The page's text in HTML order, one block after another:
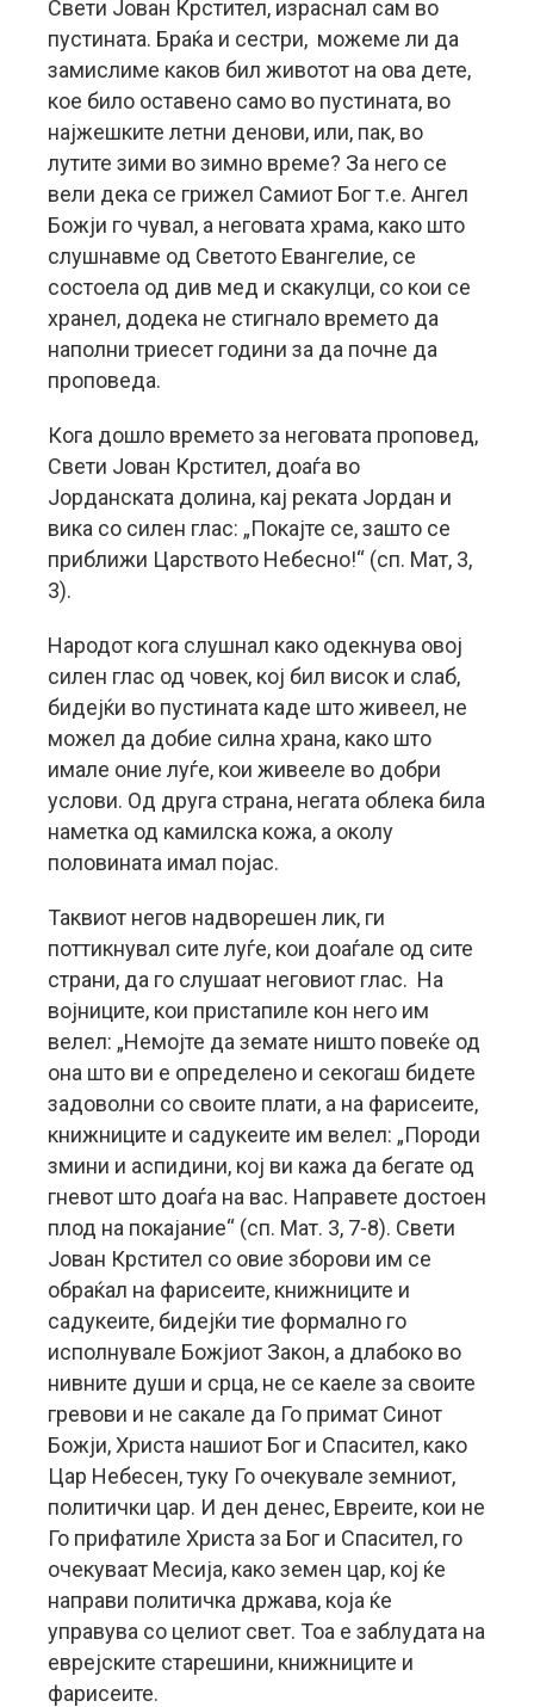
Свети Јован Крстител, израснал сам во
пустината. Браќа и сестри, можеме ли да
замислиме каков бил животот на ова дете,
кое било оставено само во пустината, во
најжешките летни денови, или, пак, во
лутите зими во зимно време? За него се
вели дека се грижел Самиот Бог т.е. Ангел
Божји го чувал, а неговата храма, како што
слушнавме од Светото Евангелие, се
состоела од див мед и скакулци, со кои се
хранел, додека не стигнало времето да
наполни триесет години за да почне да
проповеда.
Кога дошло времето за неговата проповед,
Свети Јован Крстител, доаѓа во
Јорданската долина, кај реката Јордан и
вика со силен глас: „Покајте се, зашто се
приближи Царството Небесно!“ (сп. Мат, 3,
3).
Народот кога слушнал како одекнува овој
силен глас од човек, кој бил висок и слаб,
бидејќи во пустината каде што живеел, не
можел да добие силна храна, како што
имале оние луѓе, кои живееле во добри
услови. Од друга страна, негата облека била
наметка од камилска кожа, а околу
половината имал појас.
Таквиот негов надворешен лик, ги
поттикнувал сите луѓе, кои доаѓале од сите
страни, да го слушаат неговиот глас. На
војниците, кои пристапиле кон него им
велел: „Немојте да земате ништо повеќе од
она што ви е определено и секогаш бидете
задоволни со своите плати, а на фарисеите,
книжниците и садукеите им велел: „Породи
змини и аспидини, кој ви кажа да бегате од
гневот што доаѓа на вас. Направете достоен
плод на покајание“ (сп. Мат. 3, 7-8). Свети
Јован Крстител со овие зборови им се
обраќал на фарисеите, книжниците и
садукеите, бидејќи тие формално го
исполнувале Божјиот Закон, а длабоко во
нивните души и срца, не се каеле за своите
гревови и не сакале да Го примат Синот
Божји, Христа нашиот Бог и Спасител, како
Цар Небесен, туку Го очекувале земниот,
политички цар. И ден денес, Евреите, кои не
Го прифатиле Христа за Бог и Спасител, го
очекуваат Месија, како земен цар, кој ќе
направи политичка држава, која ќе
управува со целиот свет. Тоа е заблудата на
еврејските старешини, книжниците и
фарисеите.